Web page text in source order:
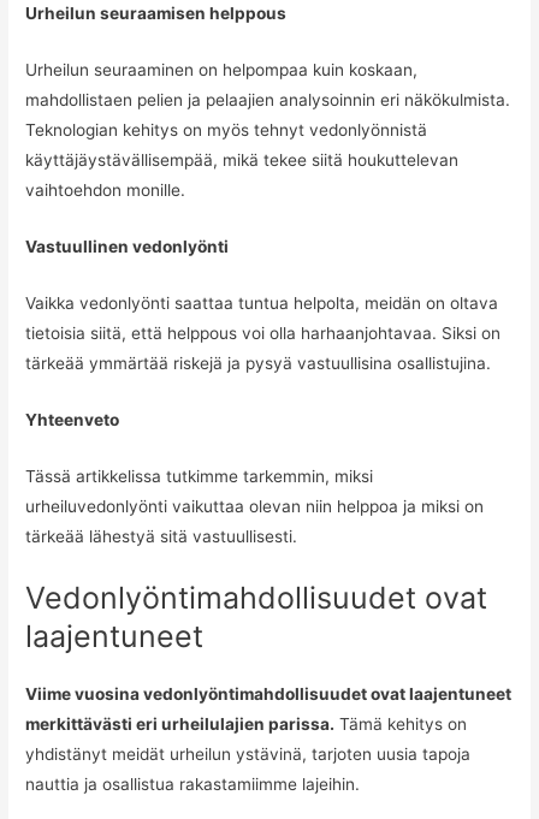
Urheilun seuraamisen helppous
Urheilun seuraaminen on helpompaa kuin koskaan,
mahdollistaen pelien ja pelaajien analysoinnin eri näkökulmista.
Teknologian kehitys on myös tehnyt vedonlyönnistä
käyttäjäystävällisempää, mikä tekee siitä houkuttelevan
vaihtoehdon monille.
Vastuullinen vedonlyönti
Vaikka vedonlyönti saattaa tuntua helpolta, meidän on oltava
tietoisia siitä, että helppous voi olla harhaanjohtavaa. Siksi on
tärkeää ymmärtää riskejä ja pysyä vastuullisina osallistujina.
Yhteenveto
Tässä artikkelissa tutkimme tarkemmin, miksi
urheiluvedonlyönti vaikuttaa olevan niin helppoa ja miksi on
tärkeää lähestyä sitä vastuullisesti.
Vedonlyöntimahdollisuudet ovat
laajentuneet
Viime vuosina vedonlyöntimahdollisuudet ovat laajentuneet
merkittävästi eri urheilulajien parissa. Tämä kehitys on
yhdistänyt meidät urheilun ystävinä, tarjoten uusia tapoja
nauttia ja osallistua rakastamiimme lajeihin.